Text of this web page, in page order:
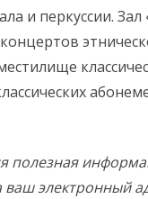
и перкуссии.
полезная
ваш электронный